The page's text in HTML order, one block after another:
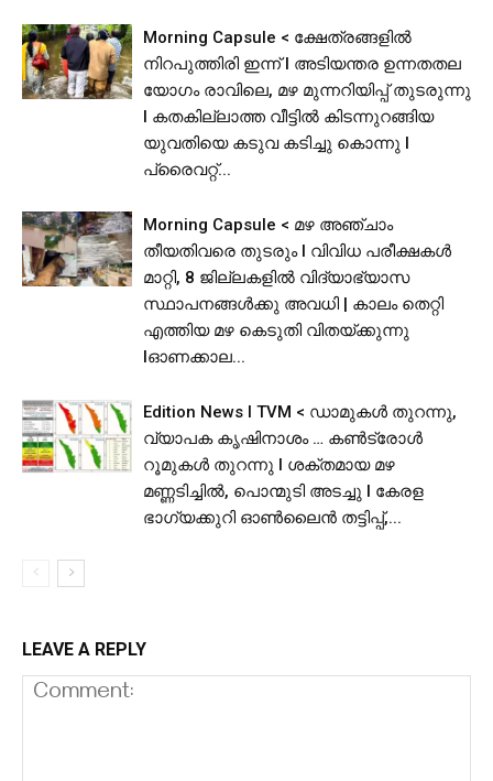
Morning Capsule < ക്ഷേത്രങ്ങളിൽ
നിറപുത്തിരി ഇന്ന് l അടിയന്തര ഉന്നതതല
യോഗം രാവിലെ, മഴ മുന്നറിയിപ്പ് തുടരുന്നു
I കതകില്ലാത്ത വീട്ടില്‍ കിടന്നുറങ്ങിയ
യുവതിയെ കടുവ കടിച്ചു കൊന്നു l
പ്രൈവറ്റ്...
Morning Capsule < മഴ അഞ്ചാം
തീയതിവരെ തുടരും I വിവിധ പരീക്ഷകൾ
മാറ്റി, 8 ജില്ലകളിൽ വിദ്യാഭ്യാസ
സ്ഥാപനങ്ങള്‍ക്കു അവധി | കാലം തെറ്റി
എത്തിയ മഴ കെടുതി വിതയ്ക്കുന്നു
lഓണക്കാല...
Edition News I TVM < ഡാമുകൾ തുറന്നു,
വ്യാപക കൃഷിനാശം … കൺട്രോൾ
റൂമുകൾ തുറന്നു l ശക്തമായ മഴ
മണ്ണടിച്ചിൽ, പൊന്മുടി അടച്ചു l കേരള
ഭാഗ്യക്കുറി ഓൺലൈൻ തട്ടിപ്പ്,...
LEAVE A REPLY